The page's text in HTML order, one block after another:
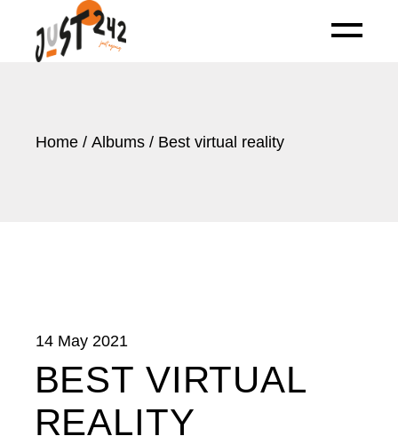
Home Albums Best virtual reality
14 May 2021
BEST VIRTUAL
REALITY